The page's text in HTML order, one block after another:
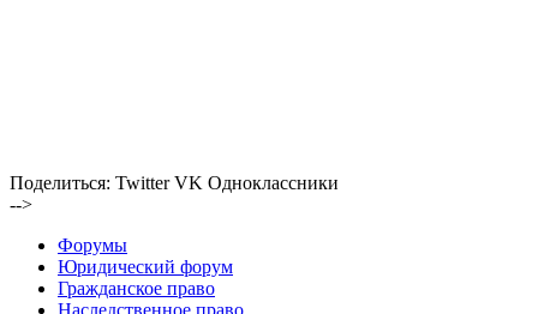
Поделиться: Twitter VK Одноклассники
-->
Форумы
Юридический форум
Гражданское право
Наследственное право